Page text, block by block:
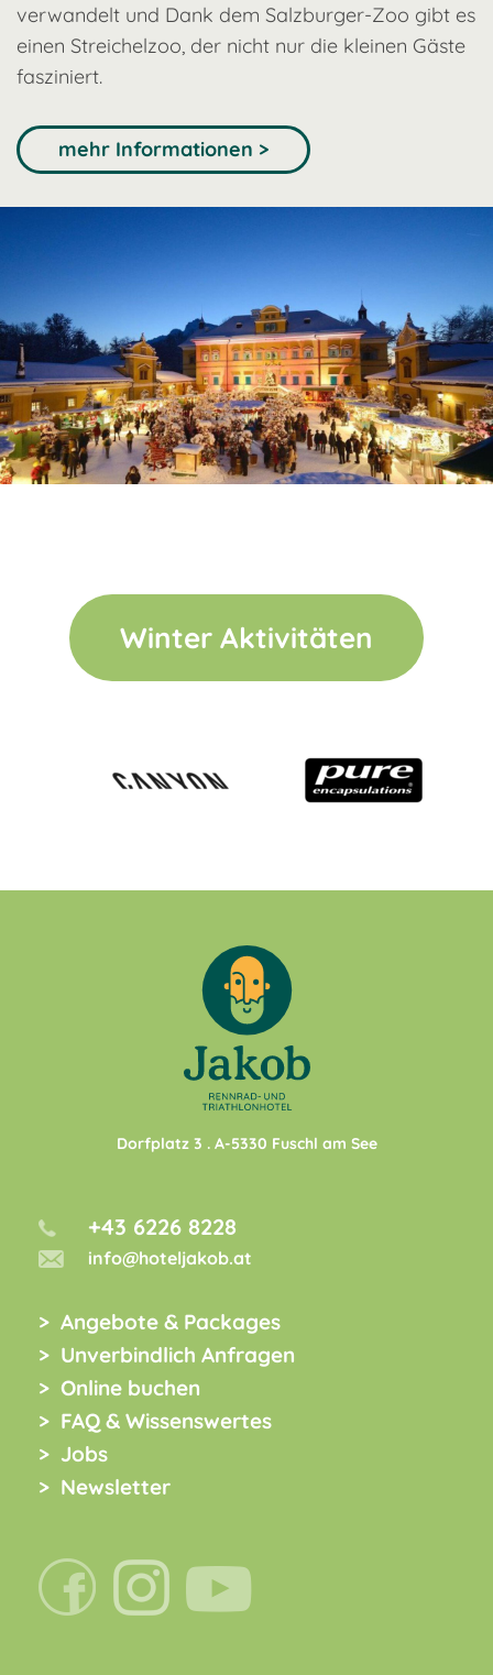
verwandelt und Dank dem Salzburger-Zoo gibt es
einen Streichelzoo, der nicht nur die kleinen Gäste
fasziniert.
mehr Informationen >
Winter Aktivitäten
Dorfplatz 3 . A-5330 Fuschl am See
+43 6226 8228
info@hoteljakob.at
Angebote & Packages
Unverbindlich Anfragen
Online buchen
FAQ & Wissenswertes
Jobs
Newsletter